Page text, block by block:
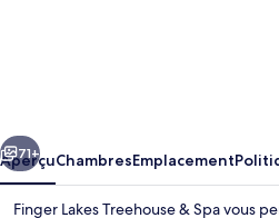
&
Spa
Suivant
71+
AperçuChambresEmplacement
Finger Lakes Treehouse & Spa vous